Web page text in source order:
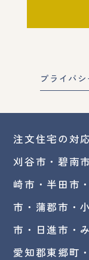
プライバ
注文住宅の対
刈谷市・碧南
崎市 ・半田市
市・蒲郡市・
市・日進市・
愛知郡東郷町